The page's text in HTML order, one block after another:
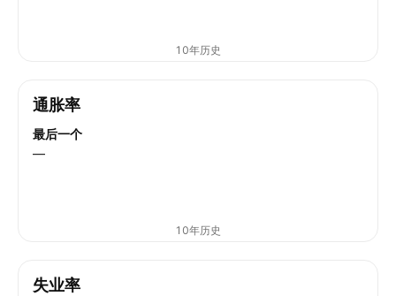
10年历史
通胀率
最后一个
—
10年历史
失业率